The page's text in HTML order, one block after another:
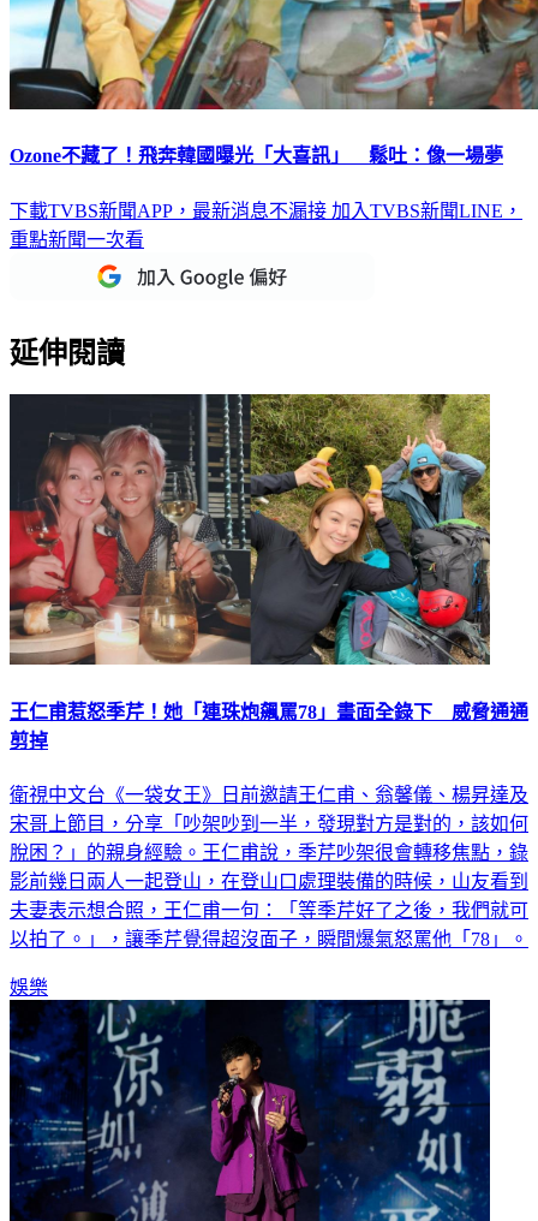
Ozone不藏了！飛奔韓國曝光「大喜訊」 鬆吐：像一場夢
下載TVBS新聞APP，最新消息不漏接 加入TVBS新聞LINE，
重點新聞一次看
延伸閱讀
王仁甫惹怒季芹！她「連珠炮飆罵78」畫面全錄下 威脅通通
剪掉
衛視中文台《一袋女王》日前邀請王仁甫、翁馨儀、楊昇達及
宋哥上節目，分享「吵架吵到一半，發現對方是對的，該如何
脫困？」的親身經驗。王仁甫說，季芹吵架很會轉移焦點，錄
影前幾日兩人一起登山，在登山口處理裝備的時候，山友看到
夫妻表示想合照，王仁甫一句：「等季芹好了之後，我們就可
以拍了。」，讓季芹覺得超沒面子，瞬間爆氣怒罵他「78」。
娛樂